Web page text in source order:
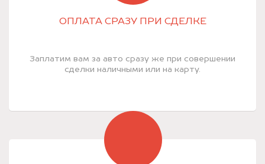
ОПЛАТА СРАЗУ ПРИ СДЕЛКЕ
Заплатим вам за авто сразу же при совершении
сделки наличными или на карту.